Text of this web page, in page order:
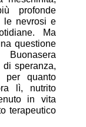
profonde
le nevrosi e
Ma
questione
Buonasera
speranza,
quanto
lì, nutrito
in vita
terapeutico